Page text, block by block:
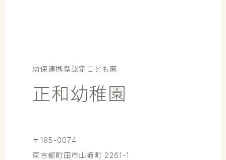
幼保連携型認定こども園
正和幼稚園
〒195-0074
東京都町田市山崎町 2261-1